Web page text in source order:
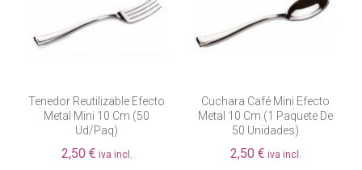
Tenedor Reutilizable Efecto
Metal Mini 10 Cm (50
Ud/paq)
2,50 € iva incl.
Cuchara Café Mini Efecto
Metal 10 Cm (1 Paquete De
50 Unidades)
2,50 € iva incl.